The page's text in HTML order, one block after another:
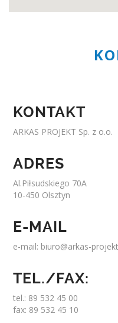
KONTAKT
ARKAS PROJEKT Sp. z o.o.
ADRES
Al.Piłsudskiego 70A
10-450 Olsztyn
E-MAIL
e-mail: biuro@arkas-
TEL./FAX:
tel.: 89 532 45 00
fax: 89 532 45 10